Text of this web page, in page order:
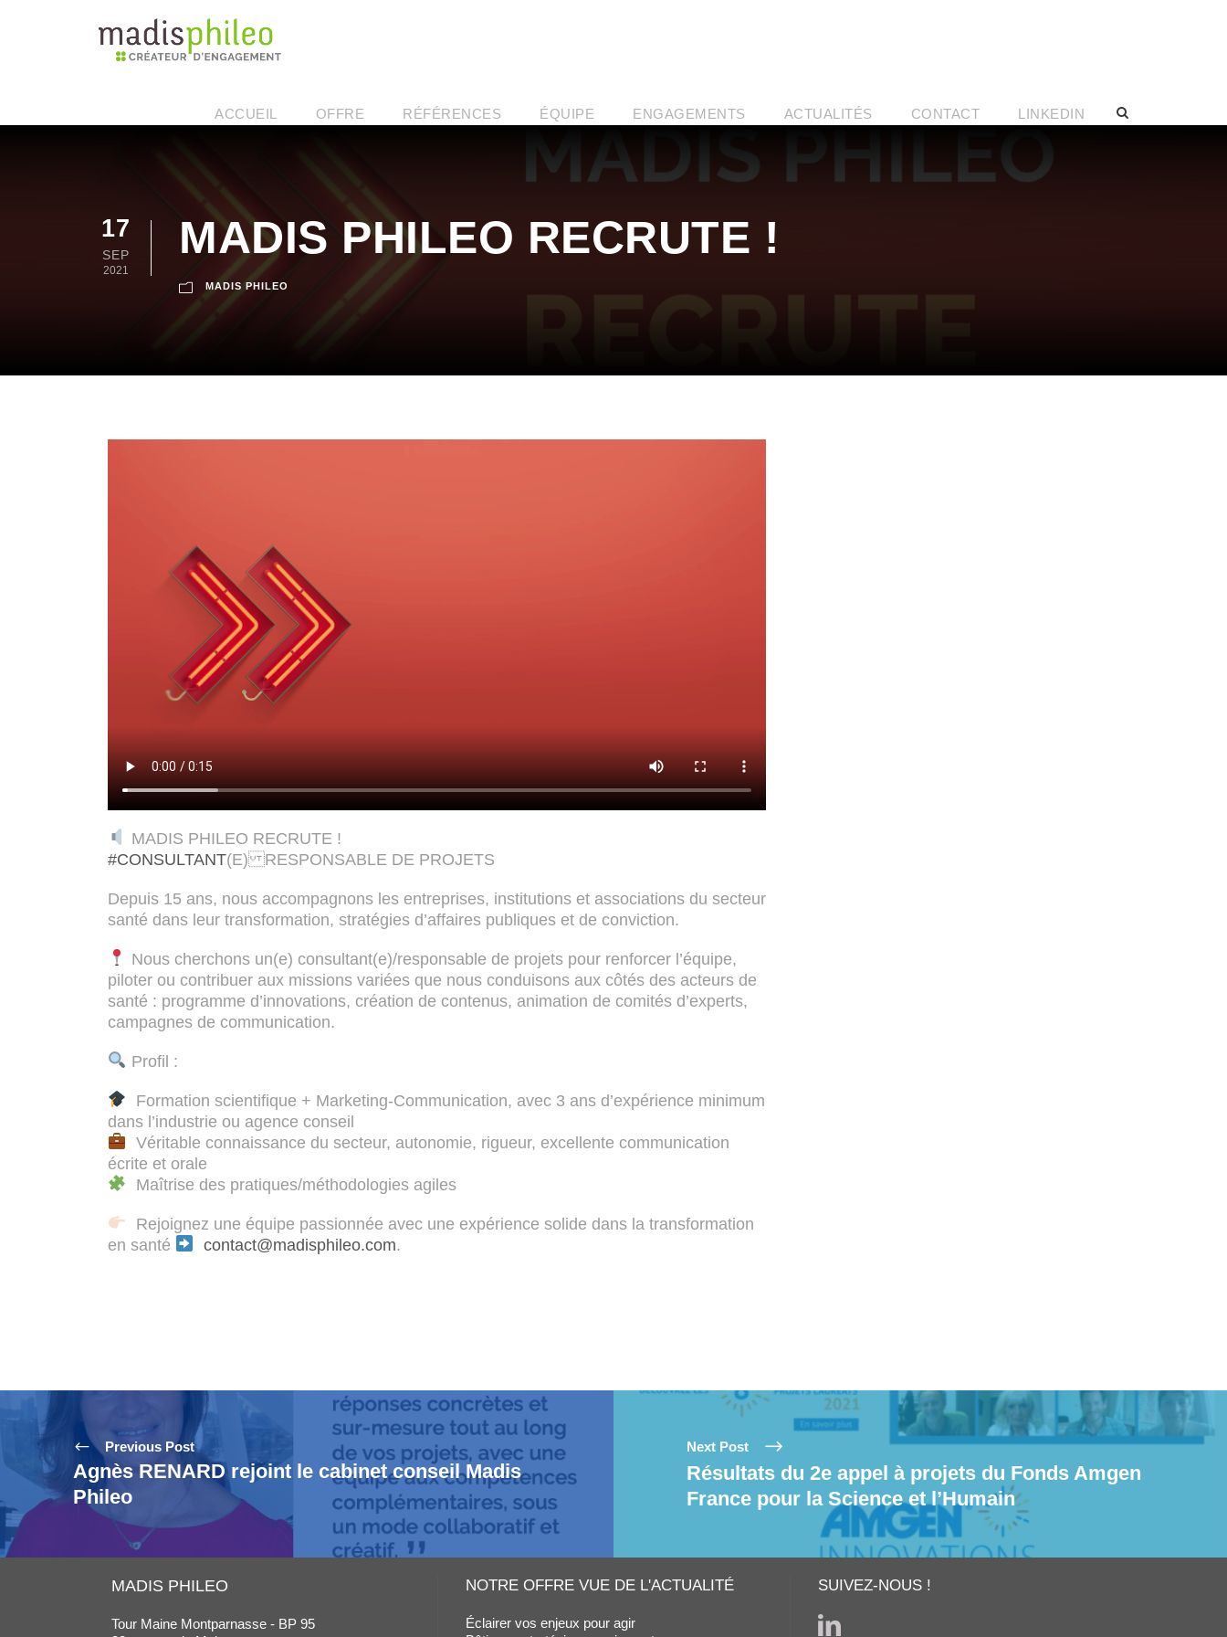
ACCUEIL OFFRE RÉFÉRENCES ÉQUIPE ENGAGEMENTS ACTUALITÉS CONTACT LINKEDIN
17
SEP
2021
MADIS PHILEO RECRUTE !
MADIS PHILEO
MADIS PHILEO RECRUTE !
#CONSULTANT(E) RESPONSABLE DE PROJETS
Depuis 15 ans, nous accompagnons les entreprises, institutions et associations du secteur
santé dans leur transformation, stratégies d’affaires publiques et de conviction.
Nous cherchons un(e) consultant(e)/responsable de projets pour renforcer l’équipe,
piloter ou contribuer aux missions variées que nous conduisons aux côtés des acteurs de
santé : programme d’innovations, création de contenus, animation de comités d’experts,
campagnes de communication.
Profil :
Formation scientifique + Marketing-Communication, avec 3 ans d’expérience minimum
dans l’industrie ou agence conseil
Véritable connaissance du secteur, autonomie, rigueur, excellente communication
écrite et orale
Maîtrise des pratiques/méthodologies agiles
Rejoignez une équipe passionnée avec une expérience solide dans la transformation
en santé
contact@madisphileo.com.
Previous Post
Agnès RENARD rejoint le cabinet conseil Madis
Phileo
Next Post
Résultats du 2e appel à projets du Fonds Amgen
France pour la Science et l’Humain
MADIS PHILEO
Tour Maine Montparnasse - BP 95
NOTRE OFFRE VUE DE L'ACTUALITÉ
Éclairer vos enjeux pour agir
SUIVEZ-NOUS !